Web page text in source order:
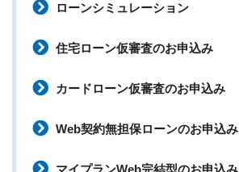
ローンシミュレーション
住宅ローン仮審査のお申込み
カードローン仮審査のお申込み
Web契約無担保ローンのお申込み
マイプランWeb完結型のお申込み